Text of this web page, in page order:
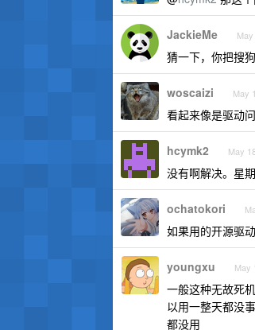
JackieMe
猜一下，你把搜
woscaizi May
看起来像是驱动
hcymk2 May
没有啊解决。星
ochatokori
如果用的开源驱
youngxu May
一般这种无故死
以用一整天都没
都没用